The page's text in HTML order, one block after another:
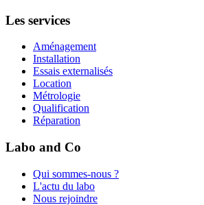
Les services
Aménagement
Installation
Essais externalisés
Location
Métrologie
Qualification
Réparation
Labo and Co
Qui sommes-nous ?
L'actu du labo
Nous rejoindre